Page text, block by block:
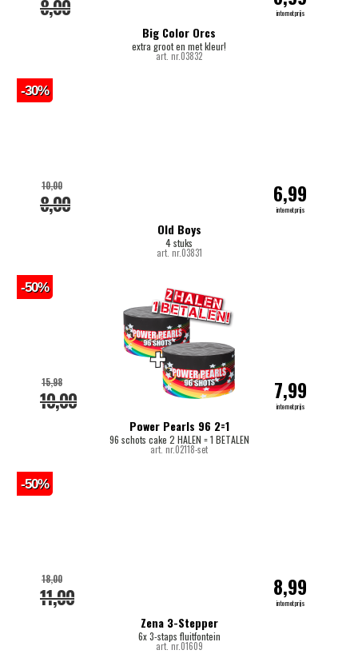
Big Color Orcs
extra groot en met kleur!
art. nr.03832
8,00 internetprijs
Old Boys
4 stuks
art. nr.03831
8,00
10,00 6,99
internetprijs
-30%
Power Pearls 96 2=1
96 schots cake 2 HALEN = 1 BETALEN
art. nr.02118-set
10,00
15,98 7,99
internetprijs
-50%
Zena 3-Stepper
6x 3-staps fluitfontein
art. nr.01609
11,00
18,00 8,99
internetprijs
-50%